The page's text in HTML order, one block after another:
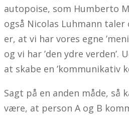
autopoise, som Humberto
også Nicolas Luhmann taler
er, at vi har vores egne
og vi har ’den ydre verden’.
at skabe en ’kommunikativ
Sagt på en anden måde, så
være, at person A og B